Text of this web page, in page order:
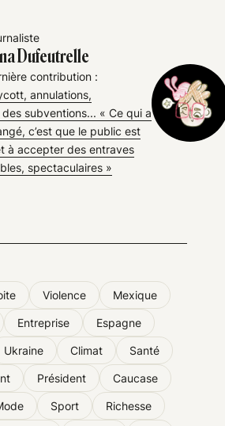
Dufeutrelle
contribution :
annulations,
subventions... « Ce qui a
c’est que le public est
à accepter des entraves
spectaculaires »
Violence Mexique
Entreprise Espagne
Ukraine Climat Santé
Président Caucase
Sport Richesse